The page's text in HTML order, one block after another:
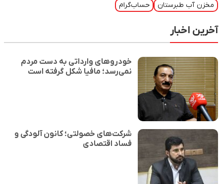
حساب‌گرام
خودروهای وارداتی به دست مردم
نمی‌رسد؛ مافیا شکل گرفته است
شرکت‌های خصولتی؛ کانون آلودگی و
فساد اقتصادی